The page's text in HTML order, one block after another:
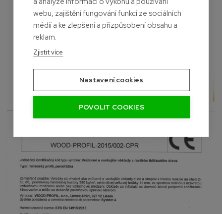
webu, zajištění fungování funkcí ze sociálních
médií a ke zlepšení a přizpůsobení obsahu a
reklam.
Zjistit více
Nastavení cookies
POVOLIT COOKIES